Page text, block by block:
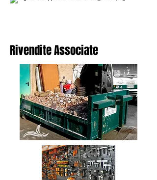
Rivendite Associate